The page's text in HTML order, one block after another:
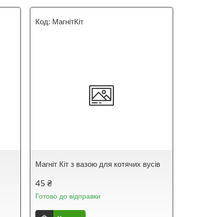
МагнітКіт
Магніт Кіт з вазою для котячих вусів
45 ₴
Готово до відправки